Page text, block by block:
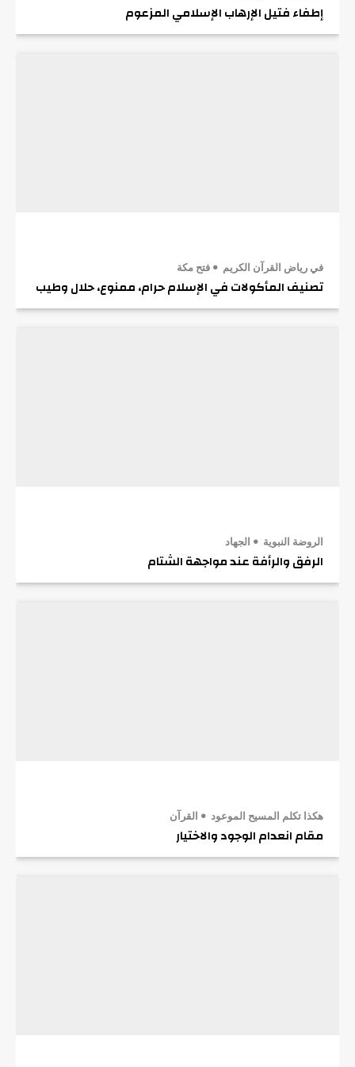
إطفاء فتيل الإرهاب الإسلامي المزعوم
في رياض القرآن الكريم فتح مكة
تصنيف المأكولات في الإسلام حرام، ممنوع، حلال وطيب
الروضة النبوية الجهاد
الرفق والرأفة عند مواجهة الشتام
هكذا تكلم المسيح الموعود القرآن
مقام انعدام الوجود والاختيار